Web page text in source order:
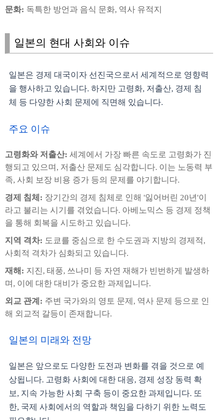
문화: 독특한 방언과 음식 문화, 역사 유적지
일본의 현대 사회와 이슈
일본은 경제 대국이자 선진국으로서 세계적으로 영향력
을 행사하고 있습니다. 하지만 고령화, 저출산, 경제 침
체 등 다양한 사회 문제에 직면해 있습니다.
주요 이슈
고령화와 저출산: 세계에서 가장 빠른 속도로 고령화가 진
행되고 있으며, 저출산 문제도 심각합니다. 이는 노동력 부
족, 사회 보장 비용 증가 등의 문제를 야기합니다.
경제 침체: 장기간의 경제 침체로 인해 '잃어버린 20년'이
라고 불리는 시기를 겪었습니다. 아베노믹스 등 경제 정책
을 통해 회복을 시도하고 있습니다.
지역 격차: 도쿄를 중심으로 한 수도권과 지방의 경제적,
사회적 격차가 심화되고 있습니다.
재해: 지진, 태풍, 쓰나미 등 자연 재해가 빈번하게 발생하
며, 이에 대한 대비가 중요한 과제입니다.
외교 관계: 주변 국가와의 영토 문제, 역사 문제 등으로 인
해 외교적 갈등이 존재합니다.
일본의 미래와 전망
일본은 앞으로도 다양한 도전과 변화를 겪을 것으로 예
상됩니다. 고령화 사회에 대한 대응, 경제 성장 동력 확
보, 지속 가능한 사회 구축 등이 중요한 과제입니다. 또
한, 국제 사회에서의 역할과 책임을 다하기 위한 노력도